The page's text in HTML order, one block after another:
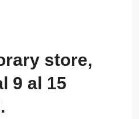
store,
9 al 15